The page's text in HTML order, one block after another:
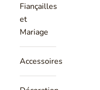
Fiançailles
et
Mariage
Accessoires